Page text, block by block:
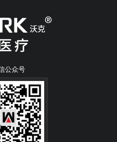
公众号